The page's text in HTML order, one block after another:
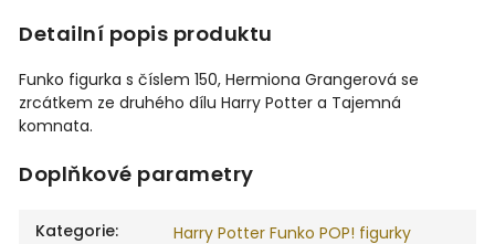
Detailní popis produktu
Funko figurka s číslem 150, Hermiona Grangerová se
zrcátkem ze druhého dílu Harry Potter a Tajemná
komnata.
Doplňkové parametry
Kategorie: Harry Potter Funko POP! figurky